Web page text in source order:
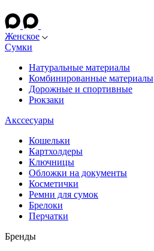
Женское
Сумки
Натуральные материалы
Комбинированные материалы
Дорожные и спортивные
Рюкзаки
Акссесуары
Кошельки
Картхолдеры
Ключницы
Обложки на документы
Косметички
Ремни для сумок
Брелоки
Перчатки
Бренды